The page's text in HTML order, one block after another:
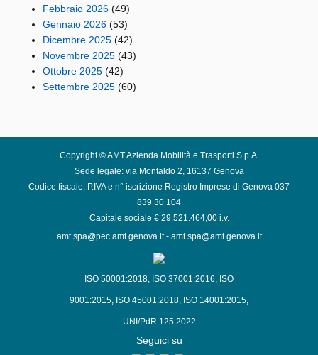
Febbraio 2026 (49)
Gennaio 2026 (53)
Dicembre 2025 (42)
Novembre 2025 (43)
Ottobre 2025 (42)
Settembre 2025 (60)
Copyright © AMT Azienda Mobilità e Trasporti S.p.A.
Sede legale: via Montaldo 2, 16137 Genova
Codice fiscale, P.IVA e n° iscrizione Registro Imprese di Genova 037
839 30 104
Capitale sociale € 29.521.464,00 i.v.
amt.spa@pec.amt.genova.it- amt.spa@amt.genova.it
ISO 50001:2018, ISO 37001:2016, ISO
9001:2015, ISO 45001:2018, ISO 14001:2015,
UNI/PdR 125:2022
Seguici su